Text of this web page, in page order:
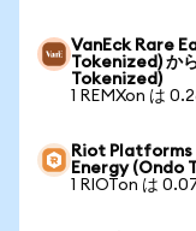
VanEck Rare
Tokenized) か
Tokenized)
1 REMXon は
Riot
Energy (Ondo
1 RIOTon は